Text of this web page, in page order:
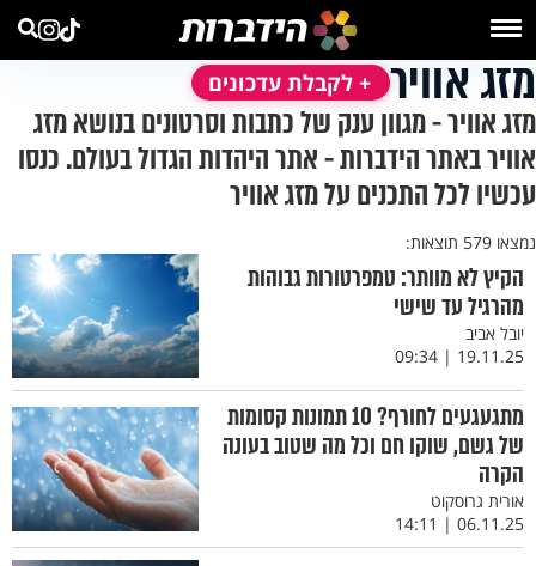
מזג אוויר + לקבלת עדכונים
מזג אוויר - מגוון ענק של כתבות וסרטונים בנושא מזג
אוויר באתר הידברות - אתר היהדות הגדול בעולם. כנסו
עכשיו לכל התכנים על מזג אוויר
נמצאו 579 תוצאות:
הקיץ לא מוותר: טמפרטורות גבוהות
מהרגיל עד שישי
יובל אביב
19.11.25 | 09:34
מתגעגעים לחורף? 10 תמונות קסומות
של גשם, שוקו חם וכל מה שטוב בעונה
הקרה
אורית גרוסקוט
06.11.25 | 14:11